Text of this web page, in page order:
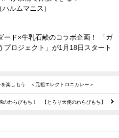
ルムマニス）
ード×牛乳石鹸のコラボ企画！ 「ガ
プロジェクト」が1月18日スタート
楽しもう ＜元祖エレクトロニカレー＞
のわらびもち！ 【とろり天使のわらびもち】